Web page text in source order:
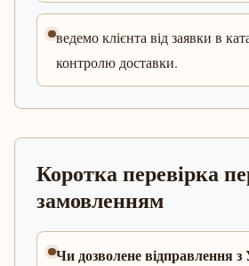
ведемо клієнта від заявки в
контролю доставки.
Коротка перевірка
замовленням
Чи дозволене відправлення з